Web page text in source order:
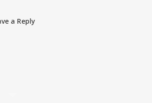
a Reply